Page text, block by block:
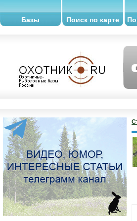
Базы Поиск по карте